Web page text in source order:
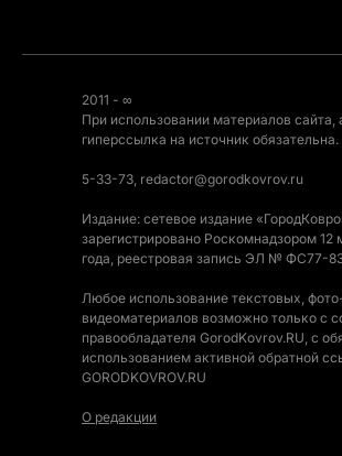
2011 - ∞
При использовании материалов сайта,
гиперссылка на источник обязательна.
5-33-73, redactor@gorodkovrov.ru
Издание: сетевое издание
зарегистрировано Роскомнадзором 12
года, реестровая запись ЭЛ № ФС77-
Любое использование текстовых,
видеоматериалов возможно только с
правообладателя GorodKovrov.RU, с
использованием активной обратной
GORODKOVROV.RU
О редакции